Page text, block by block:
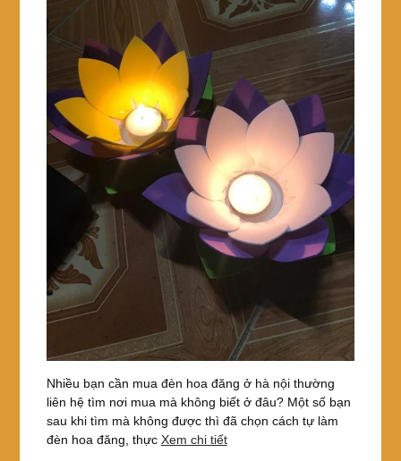
Nhiều bạn cần mua đèn hoa đăng ở hà nội thường
liên hệ tìm nơi mua mà không biết ở đâu? Một số bạn
sau khi tìm mà không được thì đã chọn cách tự làm
đèn hoa đăng, thực Xem chi tiết